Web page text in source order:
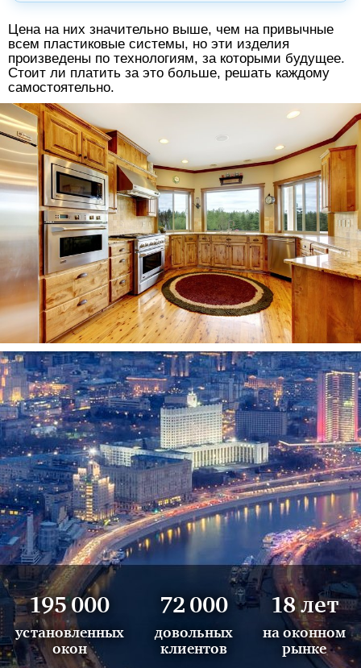
Цена на них значительно выше, чем на привычные
всем пластиковые системы, но эти изделия
произведены по технологиям, за которыми будущее.
Стоит ли платить за это больше, решать каждому
самостоятельно.
195 000
установленных
окон
72 000
довольных
клиентов
18 лет
на оконном
рынке